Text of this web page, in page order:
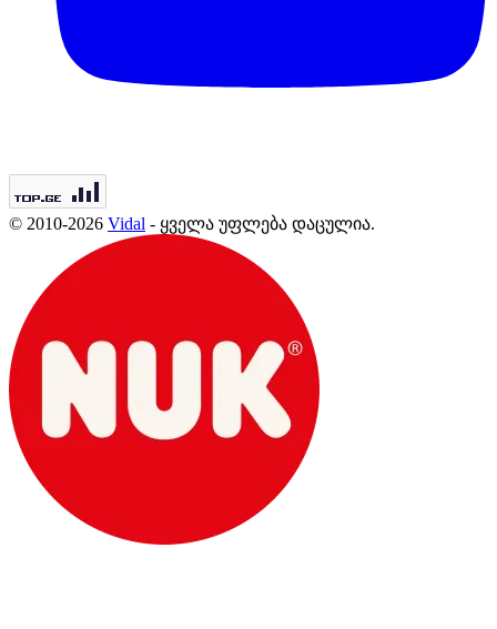
© 2010-2026 Vidal - ყველა უფლება დაცულია.